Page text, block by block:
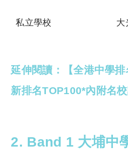
私立學校 大
延伸閱讀：【全港中學
新排名TOP100*內附名
2. Band 1 大埔中